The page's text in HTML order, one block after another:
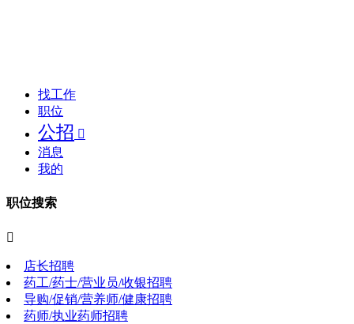
找工作
职位
公招 
消息
我的
职位搜索

店长招聘
药工/药士/营业员/收银招聘
导购/促销/营养师/健康招聘
药师/执业药师招聘